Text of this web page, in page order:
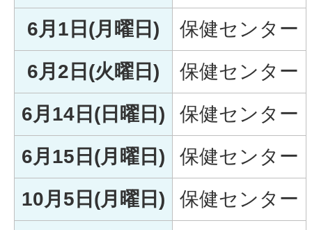
6月1日(月曜日)
保健センター
6月2日(火曜日)
保健センター
6月14日(日曜日)
保健センター
6月15日(月曜日)
保健センター
10月5日(月曜日)
保健センター